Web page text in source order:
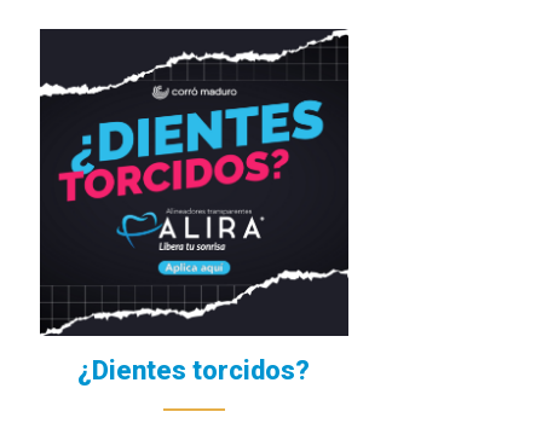
¿Dientes torcidos?